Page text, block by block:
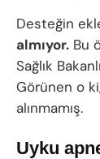
Desteğin
almıyor. Bu
Sağlık
Görünen o
alınmamış.
Uyku